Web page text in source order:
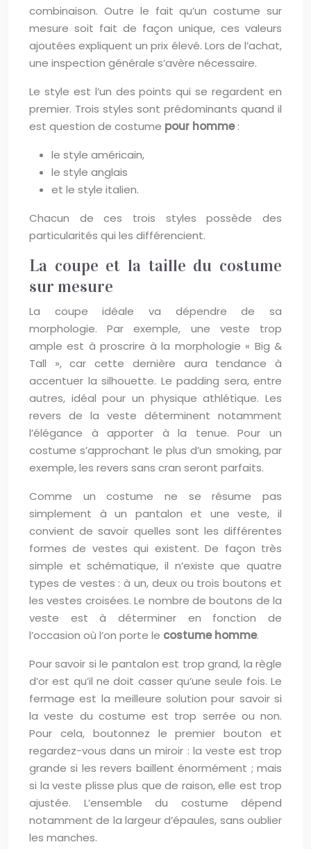
combinaison. Outre le fait qu’un costume sur
mesure soit fait de façon unique, ces valeurs
ajoutées expliquent un prix élevé. Lors de l’achat,
une inspection générale s’avère nécessaire.
Le style est l’un des points qui se regardent en
premier. Trois styles sont prédominants quand il
est question de costume pour homme:
le style américain,
le style anglais
et le style italien.
Chacun de ces trois styles possède des
particularités qui les différencient.
La coupe et la taille du costume
sur mesure
La coupe idéale va dépendre de sa
morphologie. Par exemple, une veste trop
ample est à proscrire à la morphologie « Big &
Tall », car cette dernière aura tendance à
accentuer la silhouette. Le padding sera, entre
autres, idéal pour un physique athlétique. Les
revers de la veste déterminent notamment
l’élégance à apporter à la tenue. Pour un
costume s’approchant le plus d’un smoking, par
exemple, les revers sans cran seront parfaits.
Comme un costume ne se résume pas
simplement à un pantalon et une veste, il
convient de savoir quelles sont les différentes
formes de vestes qui existent. De façon très
simple et schématique, il n’existe que quatre
types de vestes : à un, deux ou trois boutons et
les vestes croisées. Le nombre de boutons de la
veste est à déterminer en fonction de
l’occasion où l’on porte le costume homme.
Pour savoir si le pantalon est trop grand, la règle
d’or est qu’il ne doit casser qu’une seule fois. Le
fermage est la meilleure solution pour savoir si
la veste du costume est trop serrée ou non.
Pour cela, boutonnez le premier bouton et
regardez-vous dans un miroir : la veste est trop
grande si les revers baillent énormément ; mais
si la veste plisse plus que de raison, elle est trop
ajustée. L’ensemble du costume dépend
notamment de la largeur d’épaules, sans oublier
les manches.